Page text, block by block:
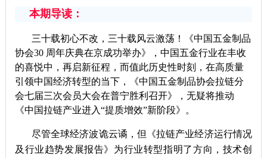
本期导读：
三十载初心不改，三十载风云激荡！《中国五金制品
协会30 周年庆典在京成功举办》，中国五金行业在丰收
的喜悦中，再启新征程，而值此历史性时刻，在高质量
引领中国经济转型的当下，《中国五金制品协会拉链分
会七届三次会员大会在普宁胜利召开》，无疑将推动
《中国拉链产业进入“提质增效”新阶段》。
尽管全球经济波诡云谲，但《拉链产业经济运行情况
及行业趋势发展报告》为行业转型指明了方向，技术创